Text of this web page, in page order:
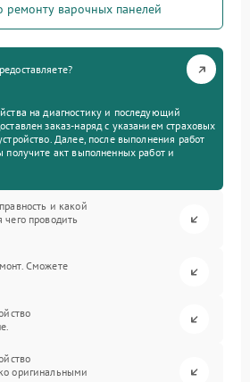
ремонту варочных панелей
на диагностику и последующий
заказ-наряд с указанием страховых
Далее, после выполнения работ
получите акт выполненных работ и
и какой
проводить
Сможете
оригинальными